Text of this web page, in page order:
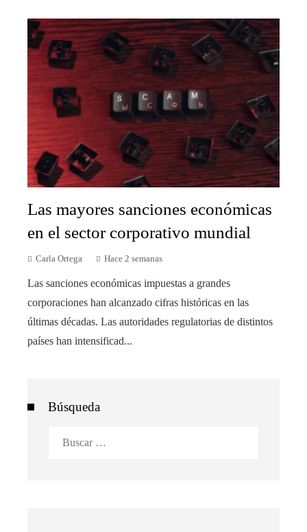
Las mayores sanciones económicas
en el sector corporativo mundial
Carla Ortega Hace 2 semanas
Las sanciones económicas impuestas a grandes
corporaciones han alcanzado cifras históricas en las
últimas décadas. Las autoridades regulatorias de distintos
países han intensificad...
Búsqueda